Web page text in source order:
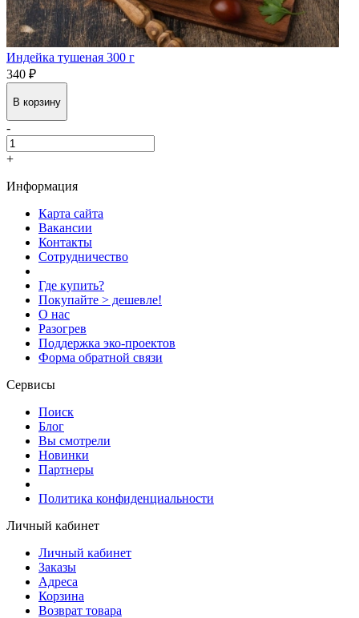
Индейка тушеная 300 г
340 ₽
В корзину
-
+
Информация
Карта сайта
Вакансии
Контакты
Сотрудничество
Где купить?
Покупайте > дешевле!
О нас
Разогрев
Поддержка эко-проектов
Форма обратной связи
Сервисы
Поиск
Блог
Вы смотрели
Новинки
Партнеры
Политика конфиденциальности
Личный кабинет
Личный кабинет
Заказы
Адреса
Корзина
Возврат товара